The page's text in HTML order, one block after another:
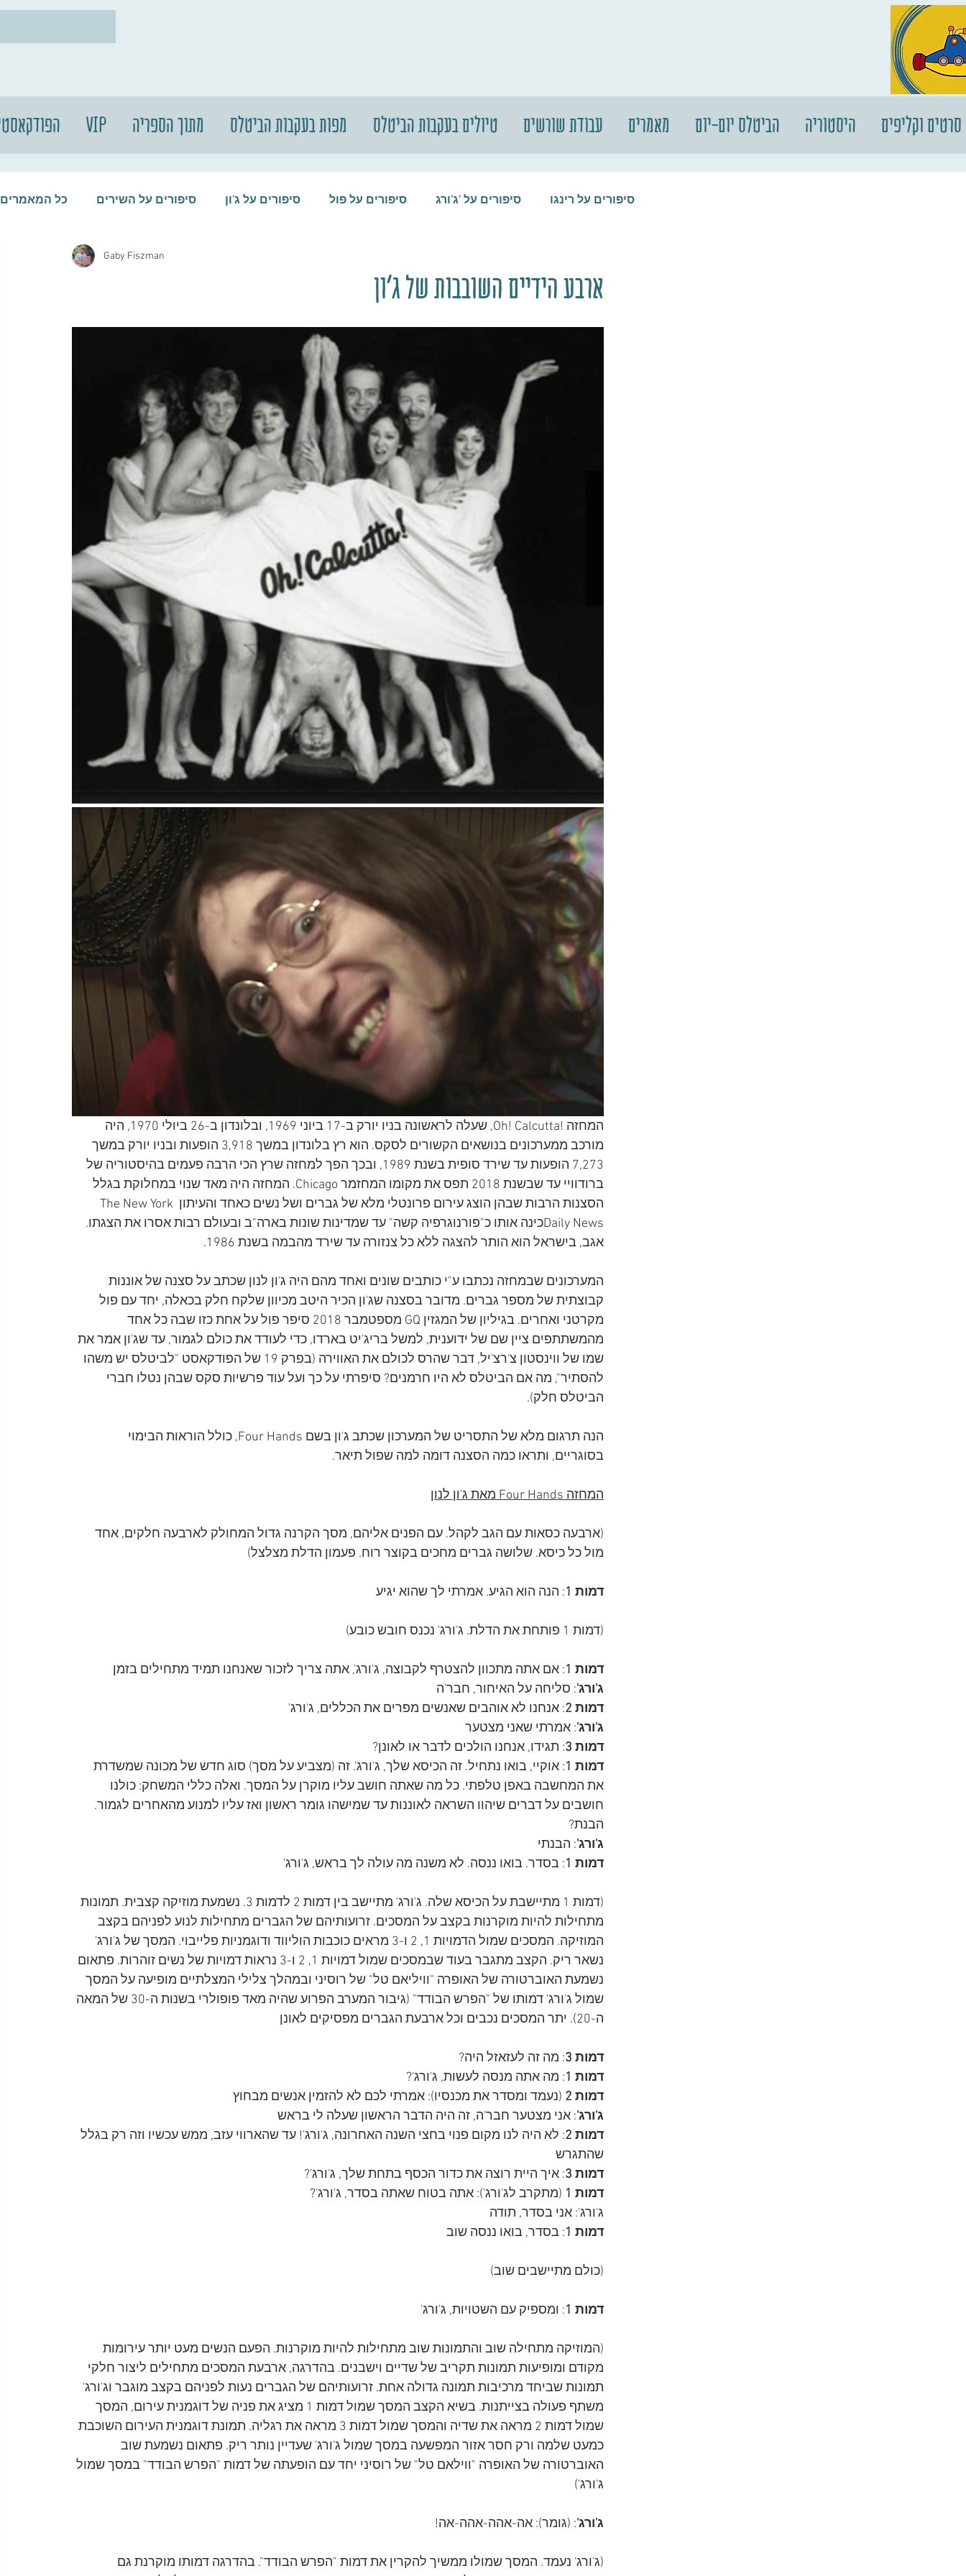
VIP מתוך הספריה מפות בעקבות הביטלס טיולים בעקבות הביטלס עבודת שורשים מאמרים הביטלס יום-יום היסטוריה סרטים וקליפים
כל המאמרים סיפורים על השירים סיפורים על ג'ון סיפורים על פול סיפורים על 'ג'ורג סיפורים על רינגו
סיפורים על הביטלס סיפורים על התקליטים
ארבע הידיים השובבות של ג'ון
Gaby Fiszman
המחזה !Oh! Calcutta, שעלה לראשונה בניו יורק ב-17 ביוני 1969, ובלונדון ב-26 ביולי 1970, היה
מורכב ממערכונים בנושאים הקשורים לסקס. הוא רץ בלונדון במשך 3,918 הופעות ובניו יורק במשך
7,273 הופעות עד שירד סופית בשנת 1989, ובכך הפך למחזה שרץ הכי הרבה פעמים בהיסטוריה של
ברודוויי עד שבשנת 2018 תפס את מקומו המחזמר Chicago. המחזה היה מאד שנוי במחלוקת בגלל
הסצנות הרבות שבהן הוצג עירום פרונטלי מלא של גברים ושל נשים כאחד והעיתון The New York
Daily Newsכינה אותו כ"פורנוגרפיה קשה" עד שמדינות שונות בארה"ב ובעולם רבות אסרו את הצגתו.
אגב, בישראל הוא הותר להצגה ללא כל צנזורה עד שירד מהבמה בשנת 1986.
המערכונים שבמחזה נכתבו ע"י כותבים שונים ואחד מהם היה ג'ון לנון שכתב על סצנה של אוננות
קבוצתית של מספר גברים. מדובר בסצנה שג'ון הכיר היטב מכיוון שלקח חלק בכאלה, יחד עם פול
מקרטני ואחרים. בגיליון של המגזין GQ מספטמבר 2018 סיפר פול על אחת כזו שבה כל אחד
מהמשתתפים ציין שם של ידוענית, למשל בריג'יט בארדו, כדי לעודד את כולם לגמור, עד שג'ון אמר את
שמו של ווינסטון צ'רצ'יל, דבר שהרס לכולם את האווירה (בפרק 19 של הפודקאסט "לביטלס יש משהו
להסתיר", מה אם הביטלס לא היו חרמנים? סיפרתי על כך ועל עוד פרשיות סקס שבהן נטלו חברי
הביטלס חלק).
הנה תרגום מלא של התסריט של המערכון שכתב ג'ון בשם Four Hands, כולל הוראות הבימוי
בסוגריים, ותראו כמה הסצנה דומה למה שפול תיאר.
המחזה Four Hands מאת ג'ון לנון
(ארבעה כסאות עם הגב לקהל. עם הפנים אליהם, מסך הקרנה גדול המחולק לארבעה חלקים, אחד
מול כל כיסא. שלושה גברים מחכים בקוצר רוח. פעמון הדלת מצלצל)
דמות 1 : הנה הוא הגיע. אמרתי לך שהוא יגיע
(דמות 1 פותחת את הדלת. ג'ורג' נכנס חובש כובע)
דמות 1
: אם אתה מתכוון להצטרף לקבוצה, ג'ורג', אתה צריך לזכור שאנחנו תמיד מתחילים בזמן
ג'ורג': סליחה על האיחור, חבר'ה
דמות 2
: אנחנו לא אוהבים שאנשים מפרים את הכללים, ג'ורג'
ג'ורג': אמרתי שאני מצטער
דמות 3
: תגידו, אנחנו הולכים לדבר או לאונן?
דמות 1
: אוקיי, בואו נתחיל. זה הכיסא שלך, ג'ורג'. זה (מצביע על מסך) סוג חדש של מכונה שמשדרת
את המחשבה באפן טלפתי. כל מה שאתה חושב עליו מוקרן על המסך. ואלה כללי המשחק: כולנו
חושבים על דברים שיהוו השראה לאוננות עד שמישהו גומר ראשון ואז עליו למנוע מהאחרים לגמור.
הבנת?
ג'ורג': הבנתי
דמות 1
: בסדר. בואו ננסה. לא משנה מה עולה לך בראש, ג'ורג'
(דמות 1 מתיישבת על הכיסא שלה. ג'ורג' מתיישב בין דמות 2 לדמות 3. נשמעת מוזיקה קצבית. תמונות
מתחילות להיות מוקרנות בקצב על המסכים. זרועותיהם של הגברים מתחילות לנוע לפניהם בקצב
המוזיקה. המסכים שמול הדמויות 1, 2 ו-3 מראים כוכבות הוליווד ודוגמניות פלייבוי. המסך של ג'ורג'
נשאר ריק. הקצב מתגבר בעוד שבמסכים שמול דמויות 1, 2 ו-3 נראות דמויות של נשים זוהרות. פתאום
נשמעת האוברטורה של האופרה "וויליאם טל" של רוסיני ובמהלך צלילי המצלתיים מופיעה על המסך
שמול ג'ורג' דמותו של "הפרש הבודד" (גיבור המערב הפרוע שהיה מאד פופולרי בשנות ה-30 של המאה
ה-20). יתר המסכים נכבים וכל ארבעת הגברים מפסיקים לאונן
דמות 3
: מה זה לעזאזל היה?
דמות 1
: מה אתה מנסה לעשות, ג'ורג'?
דמות 2
(נעמד ומסדר את מכנסיו): אמרתי לכם לא להזמין אנשים מבחוץ
ג'ורג': אני מצטער חבר'ה, זה היה הדבר הראשון שעלה לי בראש
דמות 2
: לא היה לנו מקום פנוי בחצי השנה האחרונה, ג'ורג'! עד שהארווי עזב, ממש עכשיו וזה רק בגלל
שהתגרש
דמות 3
: איך היית רוצה את כדור הכסף בתחת שלך, ג'ורג'?
דמות 1
(מתקרב לג'ורג'): אתה בטוח שאתה בסדר, ג'ורג'?
ג'ורג': אני בסדר, תודה
דמות 1
: בסדר, בואו ננסה שוב
(כולם מתיישבים שוב)
דמות 1 : ומספיק עם השטויות, ג'ורג'
(המוזיקה מתחילה שוב והתמונות שוב מתחילות להיות מוקרנות. הפעם הנשים מעט יותר עירומות
מקודם ומופיעות תמונות תקריב של שדיים וישבנים. בהדרגה, ארבעת המסכים מתחילים ליצור חלקי
תמונות שביחד מרכיבות תמונה גדולה אחת. זרועותיהם של הגברים נעות לפניהם בקצב מוגבר וג'ורג'
משתף פעולה בצייתנות. בשיא הקצב המסך שמול דמות 1 מציג את פניה של דוגמנית עירום, המסך
שמול דמות 2 מראה את שדיה והמסך שמול דמות 3 מראה את רגליה. תמונת דוגמנית העירום השוכבת
כמעט שלמה ורק חסר אזור המפשעה במסך שמול ג'ורג' שעדיין נותר ריק. פתאום נשמעת שוב
האוברטורה של האופרה "ווילאם טל" של רוסיני יחד עם הופעתה של דמות "הפרש הבודד" במסך שמול
ג'ורג')
ג'ורג': (גומר): אה-אהה-אהה-אה!
(ג'ורג' נעמד. המסך שמולו ממשיך להקרין את דמות "הפרש הבודד". בהדרגה דמותו מוקרנת גם